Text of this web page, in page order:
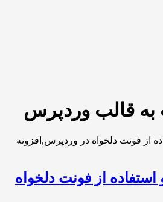
به قالب وردپرس
استفاده از فونت دلخواه